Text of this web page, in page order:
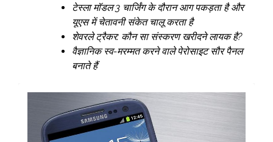
टेस्ला मॉडल 3 चार्जिंग के दौरान आग पकड़ता है और
यूएस में चेतावनी संकेत चालू करता है
शेवरले ट्रैकर: कौन सा संस्करण खरीदने लायक है?
वैज्ञानिक स्व-मरम्मत करने वाले पेरोसाइट सौर पैनल
बनाते हैं